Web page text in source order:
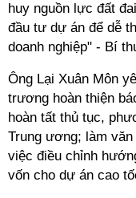
huy nguồn lực đất
đầu tư dự án để dễ
doanh nghiệp" - Bí
Ông Lại Xuân Môn
trương hoàn thiện
hoàn tất thủ tục,
Trung ương; làm
việc điều chỉnh
vốn cho dự án cao